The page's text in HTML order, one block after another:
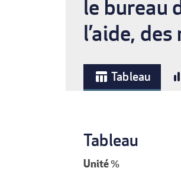
le bureau
l’aide,
table_chart Tableau
Tableau
Unité%